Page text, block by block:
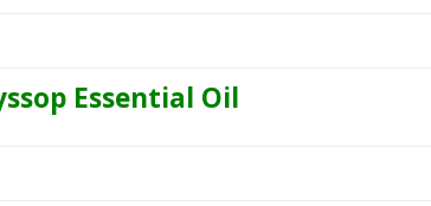
Essential Oil